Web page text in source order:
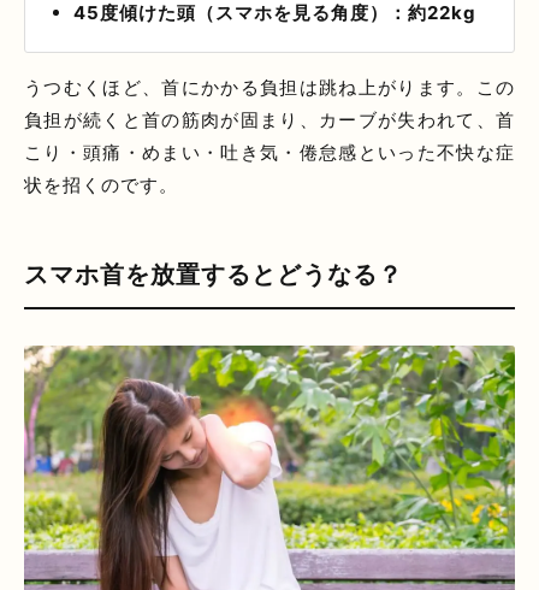
45度傾けた頭（スマホを見る角度）：約22kg
うつむくほど、首にかかる負担は跳ね上がります。この
負担が続くと首の筋肉が固まり、カーブが失われて、首
こり・頭痛・めまい・吐き気・倦怠感といった不快な症
状を招くのです。
スマホ首を放置するとどうなる？